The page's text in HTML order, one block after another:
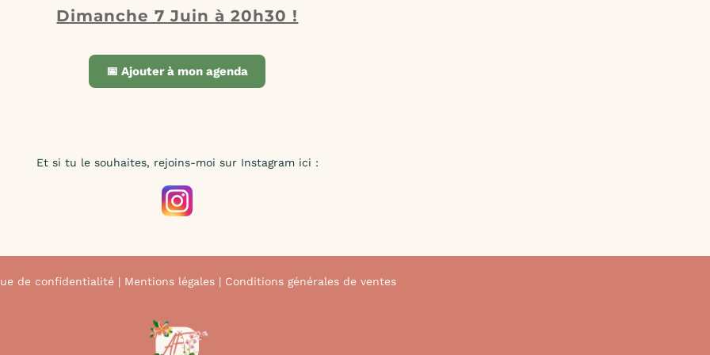
Dimanche 7 Juin à 20h30 !
📅 Ajouter à mon agenda
Et si tu le souhaites, rejoins-moi sur Instagram ici :
de confidentialité| Mentions légales| Conditions générales de ventes